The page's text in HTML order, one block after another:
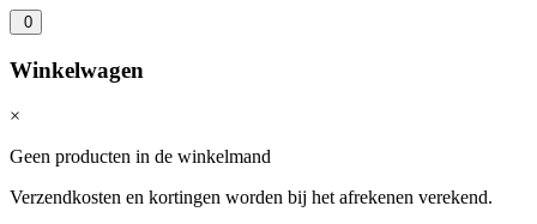
0
Winkelwagen
×
Geen producten in de winkelmand
Verzendkosten en kortingen worden bij het afrekenen verekend.